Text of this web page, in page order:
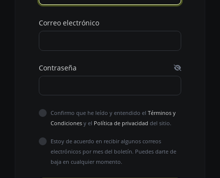
Correo electrónico
Contraseña
Confirmo que he leído y entendido el Términos y
Condiciones y el Política de privacidad del sitio.
Estoy de acuerdo en recibir algunos correos
electrónicos por mes del boletín. Puedes darte de
baja en cualquier momento.